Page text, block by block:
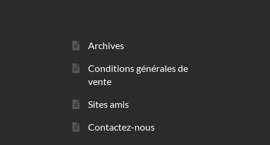
Archives
Conditions générales de
vente
Sites amis
Contactez-nous